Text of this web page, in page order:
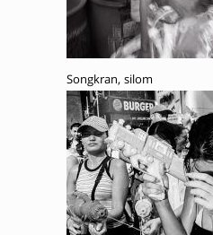
Songkran, silom